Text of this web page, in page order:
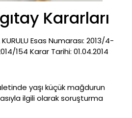
Kararları
KURULU Esas Numarası: 2013/4-
154 Karar Tarihi: 01.04.2014
yaşı küçük mağdurun
ilgili olarak soruşturma